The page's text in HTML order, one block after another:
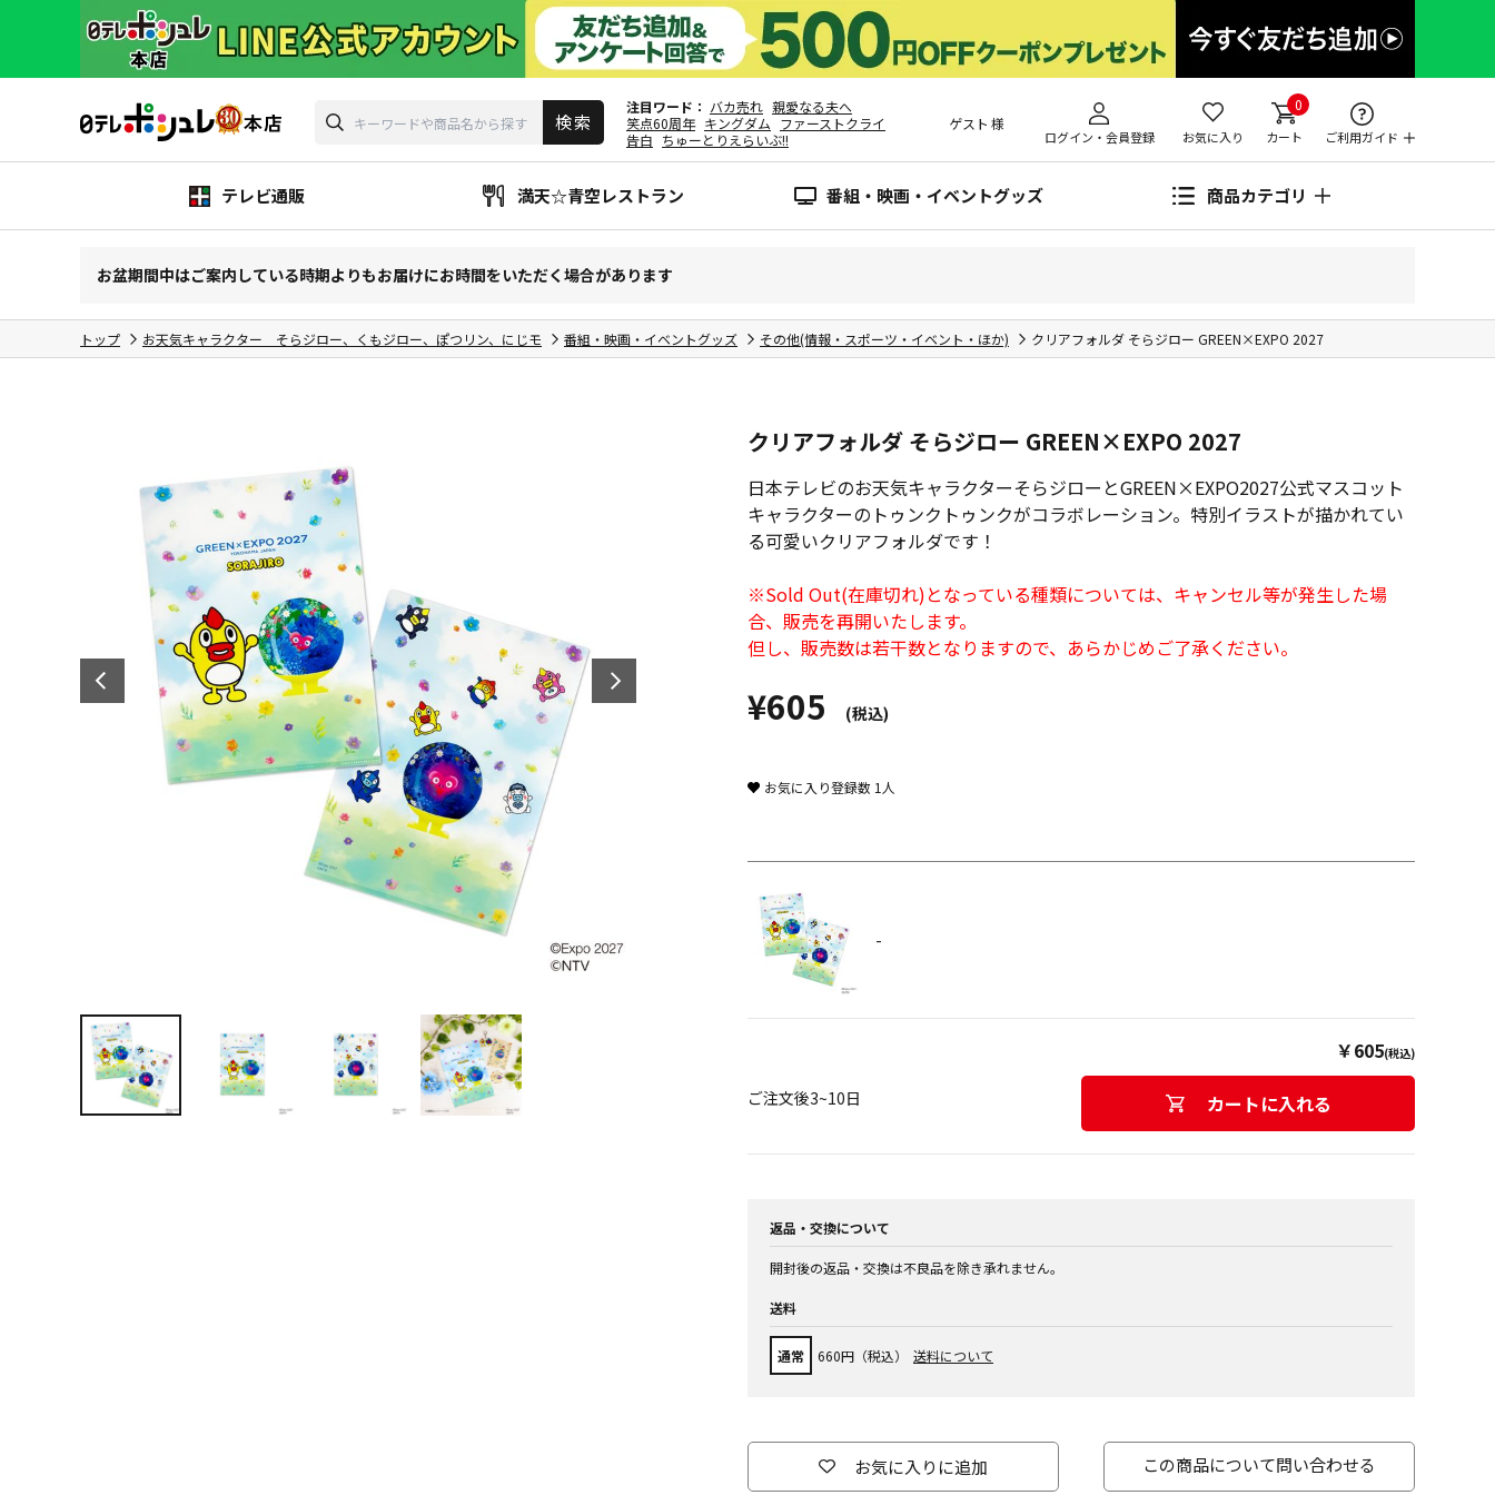
注目ワード バカ売れ 親愛なる夫へ
笑点60周年 キングダム ファーストクライ
告白 ちゅーとりえらいぶ!!
ゲスト 様
ログイン・会員登録 お気に入り
0
カート ご利用ガイド
テレビ通販 満天☆青空レストラン 番組・映画・イベントグッズ 商品カテゴリ
お盆期間中はご案内している時期よりもお届けにお時間をいただく場合があります
トップ お天気キャラクター そらジロー、くもジロー、ぽつリン、にじモ 番組・映画・イベントグッズ その他(情報・スポーツ・イベント・ほか) クリアフォルダ そらジロー GREEN×EXPO 2027
クリアフォルダ そらジロー GREEN×EXPO 2027
日本テレビのお天気キャラクターそらジローとGREEN×EXPO2027公式マスコット
キャラクターのトゥンクトゥンクがコラボレーション。特別イラストが描かれてい
る可愛いクリアフォルダです！
※Sold Out(在庫切れ)となっている種類については、キャンセル等が発生した場
合、販売を再開いたします。
但し、販売数は若干数となりますので、あらかじめご了承ください。
¥605 (税込)
お気に入り登録数 1 人
-
￥605(税込)
ご注文後3~10日 カートに入れる
返品・交換について
開封後の返品・交換は不良品を除き承れません。
送料
通常 660円（税込） 送料について
お気に入りに追加 この商品について問い合わせる